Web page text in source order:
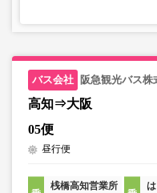
阪急観光バス株
高知⇒大阪
05便
昼行便
桟橋高知営業所